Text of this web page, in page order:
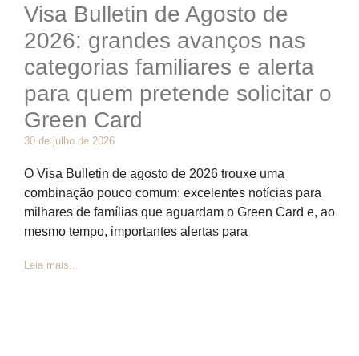
Visa Bulletin de Agosto de
2026: grandes avanços nas
categorias familiares e alerta
para quem pretende solicitar o
Green Card
30 de julho de 2026
O Visa Bulletin de agosto de 2026 trouxe uma
combinação pouco comum: excelentes notícias para
milhares de famílias que aguardam o Green Card e, ao
mesmo tempo, importantes alertas para
Leia mais...